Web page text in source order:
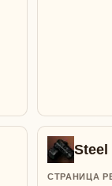
Steel
СТРАНИЦА